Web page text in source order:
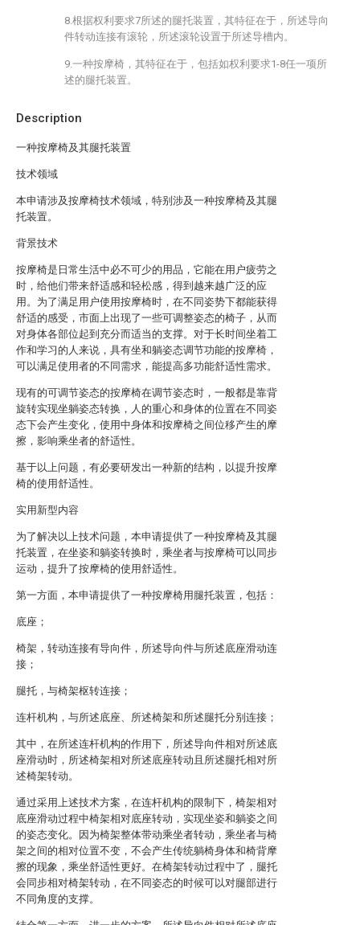
Description
一种按摩椅及其腿托装置
技术领域
本申请涉及按摩椅技术领域，特别涉及一种按摩椅及其腿
托装置。
背景技术
按摩椅是日常生活中必不可少的用品，它能在用户疲劳之
时，给他们带来舒适感和轻松感，得到越来越广泛的应
用。为了满足用户使用按摩椅时，在不同姿势下都能获得
舒适的感受，市面上出现了一些可调整姿态的椅子，从而
对身体各部位起到充分而适当的支撑。对于长时间坐着工
作和学习的人来说，具有坐和躺姿态调节功能的按摩椅，
可以满足使用者的不同需求，能提高多功能舒适性需求。
现有的可调节姿态的按摩椅在调节姿态时，一般都是靠背
旋转实现坐躺姿态转换，人的重心和身体的位置在不同姿
态下会产生变化，使用中身体和按摩椅之间位移产生的摩
擦，影响乘坐者的舒适性。
基于以上问题，有必要研发出一种新的结构，以提升按摩
椅的使用舒适性。
实用新型内容
为了解决以上技术问题，本申请提供了一种按摩椅及其腿
托装置，在坐姿和躺姿转换时，乘坐者与按摩椅可以同步
运动，提升了按摩椅的使用舒适性。
第一方面，本申请提供了一种按摩椅用腿托装置，包括：
底座；
椅架，转动连接有导向件，所述导向件与所述底座滑动连
接；
腿托，与椅架枢转连接；
连杆机构，与所述底座、所述椅架和所述腿托分别连接；
其中，在所述连杆机构的作用下，所述导向件相对所述底
座滑动时，所述椅架相对所述底座转动且所述腿托相对所
述椅架转动。
通过采用上述技术方案，在连杆机构的限制下，椅架相对
底座滑动过程中椅架相对底座转动，实现坐姿和躺姿之间
的姿态变化。因为椅架整体带动乘坐者转动，乘坐者与椅
架之间的相对位置不变，不会产生传统躺椅身体和椅背摩
擦的现象，乘坐舒适性更好。在椅架转动过程中了，腿托
会同步相对椅架转动，在不同姿态的时候可以对腿部进行
不同角度的支撑。
8.根据权利要求7所述的腿托装置，其特征在于，所述导向
件转动连接有滚轮，所述滚轮设置于所述导槽内。
9.一种按摩椅，其特征在于，包括如权利要求1-8任一项所
述的腿托装置。